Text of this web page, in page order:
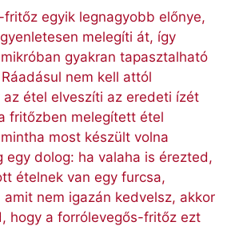
egyik legnagyobb előnye,
melegíti át, így
gyakran tapasztalható
nem kell attól
étel elveszíti az eredeti ízét
fritőzben melegített étel
most készült volna
egy dolog: ha valaha is érezted,
ételnek van egy furcsa,
amit nem igazán kedvelsz, akkor
hogy a forrólevegős-fritőz ezt